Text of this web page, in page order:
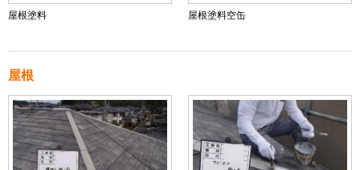
屋根塗料 屋根塗料空缶
屋根